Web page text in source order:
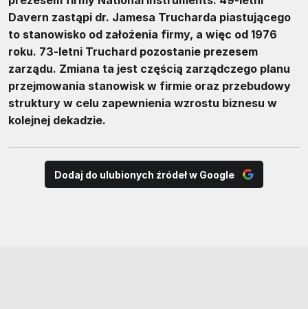
Davern zastąpi dr. Jamesa Trucharda piastującego
to stanowisko od założenia firmy, a więc od 1976
roku. 73-letni Truchard pozostanie prezesem
zarządu. Zmiana ta jest częścią zarządczego planu
przejmowania stanowisk w firmie oraz przebudowy
struktury w celu zapewnienia wzrostu biznesu w
kolejnej dekadzie.
Dodaj do ulubionych źródeł w Google